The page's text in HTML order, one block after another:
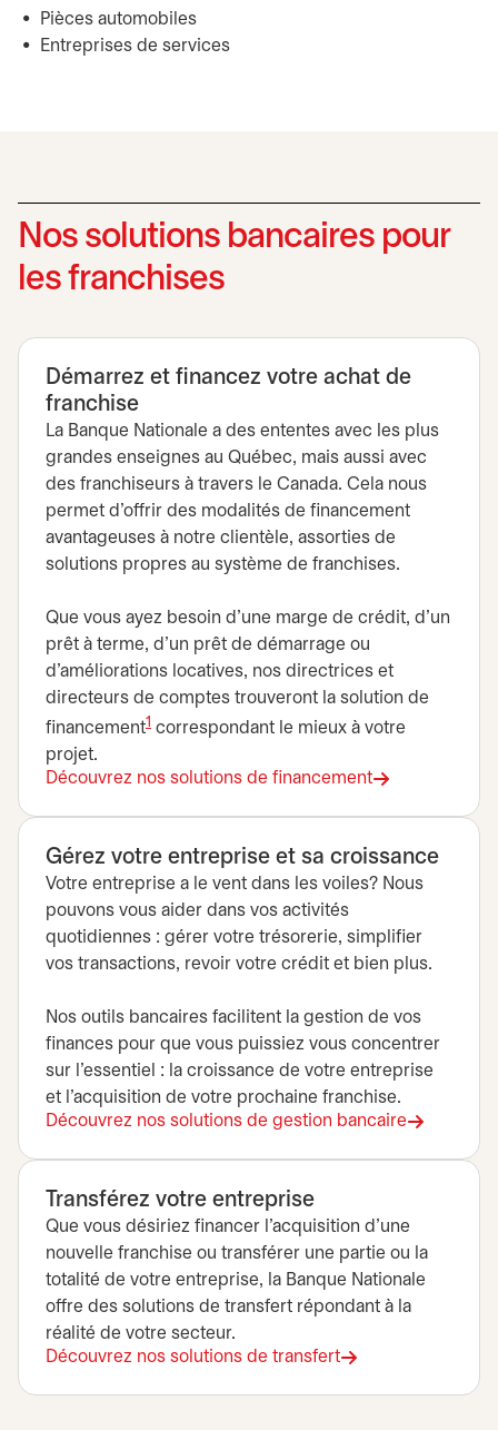
Pièces automobiles
Entreprises de services
Nos solutions bancaires pour
les franchises
Démarrez et financez votre achat de
franchise
La Banque Nationale a des ententes avec les plus
grandes enseignes au Québec, mais aussi avec
des franchiseurs à travers le Canada. Cela nous
permet d’offrir des modalités de financement
avantageuses à notre clientèle, assorties de
solutions propres au système de franchises.
Que vous ayez besoin d’une marge de crédit, d’un
prêt à terme, d’un prêt de démarrage ou
d’améliorations locatives, nos directrices et
directeurs de comptes trouveront la solution de
financement1 correspondant le mieux à votre
projet.
Découvrez nos solutions de financement
Gérez votre entreprise et sa croissance
Votre entreprise a le vent dans les voiles? Nous
pouvons vous aider dans vos activités
quotidiennes : gérer votre trésorerie, simplifier
vos transactions, revoir votre crédit et bien plus.
Nos outils bancaires facilitent la gestion de vos
finances pour que vous puissiez vous concentrer
sur l’essentiel : la croissance de votre entreprise
et l’acquisition de votre prochaine franchise.
Découvrez nos solutions de gestion bancaire
Transférez votre entreprise
Que vous désiriez financer l’acquisition d’une
nouvelle franchise ou transférer une partie ou la
totalité de votre entreprise, la Banque Nationale
offre des solutions de transfert répondant à la
réalité de votre secteur.
Découvrez nos solutions de transfert